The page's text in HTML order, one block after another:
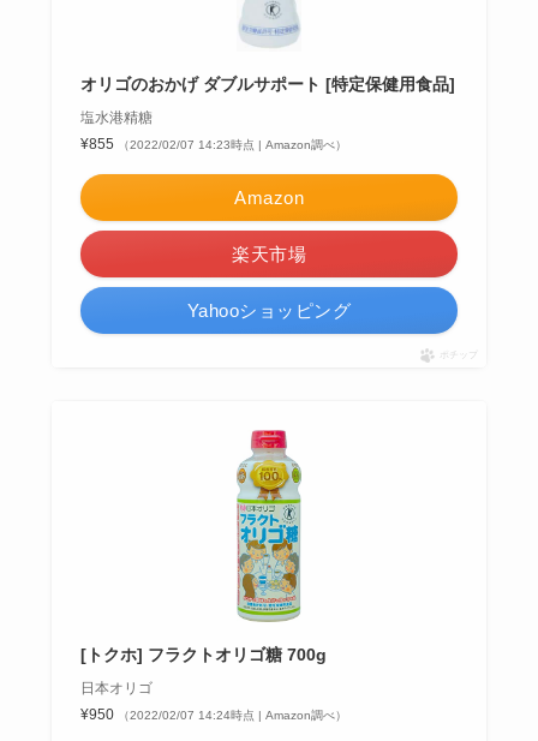
オリゴのおかげ ダブルサポート [特定保健用食品]
塩水港精糖
¥855
（2022/02/07 14:23時点 | Amazon調べ）
Amazon
楽天市場
Yahooショッピング
ポチップ
[トクホ] フラクトオリゴ糖 700g
日本オリゴ
¥950
（2022/02/07 14:24時点 | Amazon調べ）